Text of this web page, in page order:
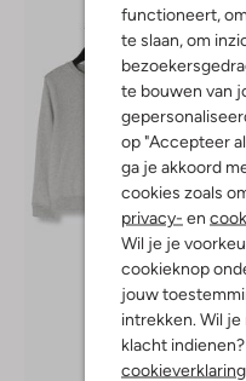
functioneert,
te slaan, om
te bouwen van
op "Accepteer
ga je akkoord
cookies zoals
privacy- en
Wil je je
cookieknop
jouw
intrekken. Wil
klacht
cookieverklaring